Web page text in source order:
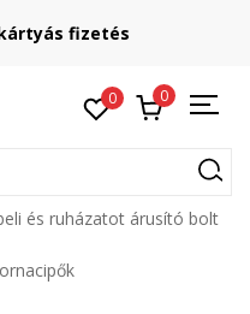
fizetés
0 0
és ruházatot árusító bolt